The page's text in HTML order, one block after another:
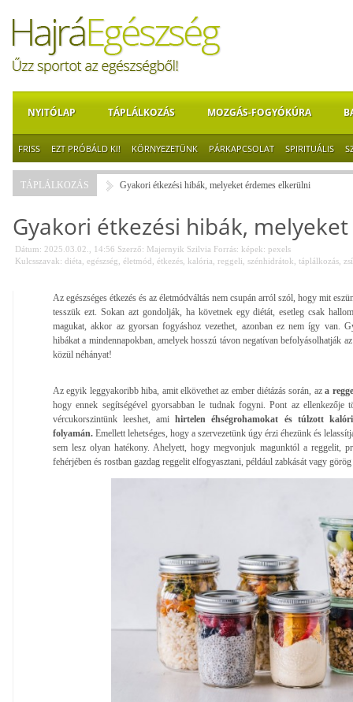
NYITÓLAP TÁPLÁLKOZÁS MOZGÁS-FOGYÓKÚRA
FRISS EZT PRÓBÁLD KI! KÖRNYEZETÜNK PÁRKAPCSOLAT SPIRITUÁLIS
TÁPLÁLKOZÁS Gyakori étkezési hibák, melyeket érdemes elkerülni
Gyakori étkezési hibák,
Dátum: 2025.03.02., 14:56 Szerző: Majernyik Szilvia Forrás: képek: pexels
Kulcsszavak: diéta egészség életmód étkezés kalória reggeli szénhidrátok táplálkozás
Az egészséges étkezés és az életmódváltás nem csupán arról szól, hogy mit
tesszük ezt. Sokan azt gondolják, ha követnek egy diétát, esetleg csak
magukat, akkor az gyorsan fogyáshoz vezethet, azonban ez nem így van.
hibákat a mindennapokban, amelyek hosszú távon negatívan befolyásolhatják
közül néhányat!
Az egyik leggyakoribb hiba, amit elkövethet az ember diétázás során, aza
hogy ennek segítségével gyorsabban le tudnak fogyni. Pont az ellenkezője
vércukorszintünk leeshet, amihirtelen éhségrohamokat és túlzott
folyamán. Emellett lehetséges, hogy a szervezetünk úgy érzi éhezünk és
sem lesz olyan hatékony. Ahelyett, hogy megvonjuk magunktól a reggelit,
fehérjében és rostban gazdag reggelit elfogyasztani, például zabkását vagy